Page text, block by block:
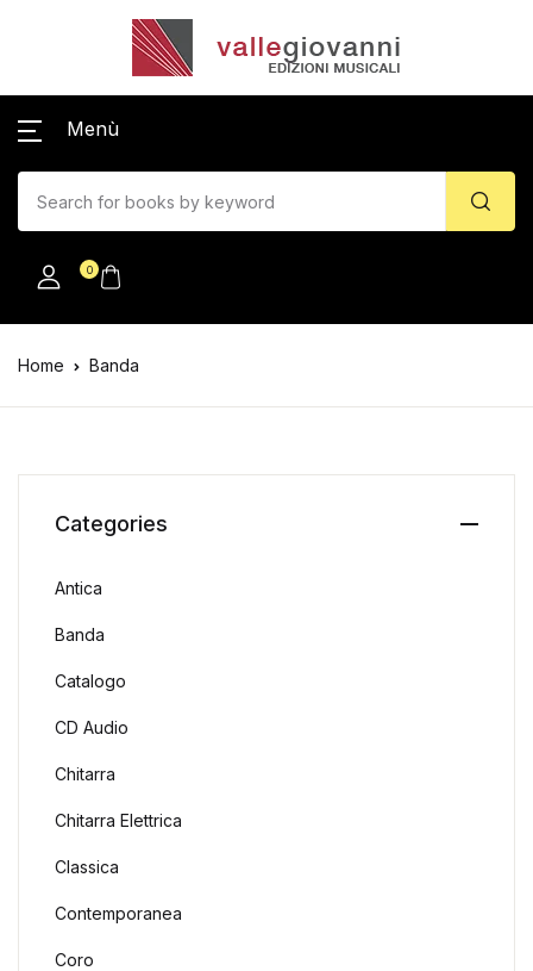
Menù
0
Home Banda
Categories
Antica
Banda
Catalogo
CD Audio
Chitarra
Chitarra Elettrica
Classica
Contemporanea
Coro